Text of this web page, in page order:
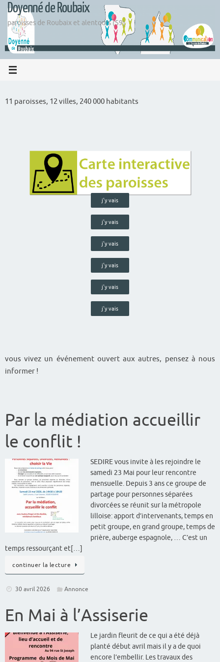
Passer
contenu
Doyenné de Roubaix
paroisses de Roubaix et alentours (59)
11 paroisses, 12 villes, 240 000 habitants
j'y vais
j'y vais
j'y vais
j'y vais
j'y vais
j'y vais
vous vivez un événement ouvert aux autres, pensez à nous
informer !
Par la médiation accueillir
le conflit !
SEDIRE vous invite à les rejoindre le
samedi 23 Mai pour leur rencontre
mensuelle. Depuis 3 ans ce groupe de
partage pour personnes séparées
divorcées se réunit sur la métropole
lilloise: apport d’intervenants, temps en
petit groupe, en grand groupe, temps de
prière, auberge espagnole, … C’est un
temps ressourçant et[…]
continuer la lecture
30 avril 2026 Annonce
En Mai à l’Assiserie
Le jardin fleurit de ce qui a été déjà
planté début avril mais il y a de quoi
encore l’embellir. Les travaux des